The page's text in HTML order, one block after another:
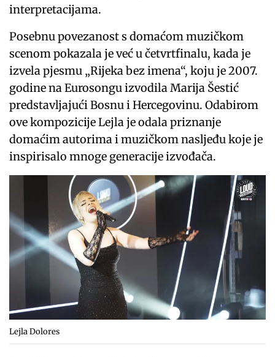
interpretacijama.
Posebnu povezanost s domaćom muzičkom
scenom pokazala je već u četvrtfinalu, kada je
izvela pjesmu „Rijeka bez imena“, koju je 2007.
godine na Eurosongu izvodila Marija Šestić
predstavljajući Bosnu i Hercegovinu. Odabirom
ove kompozicije Lejla je odala priznanje
domaćim autorima i muzičkom nasljeđu koje je
inspirisalo mnoge generacije izvođača.
Lejla Dolores